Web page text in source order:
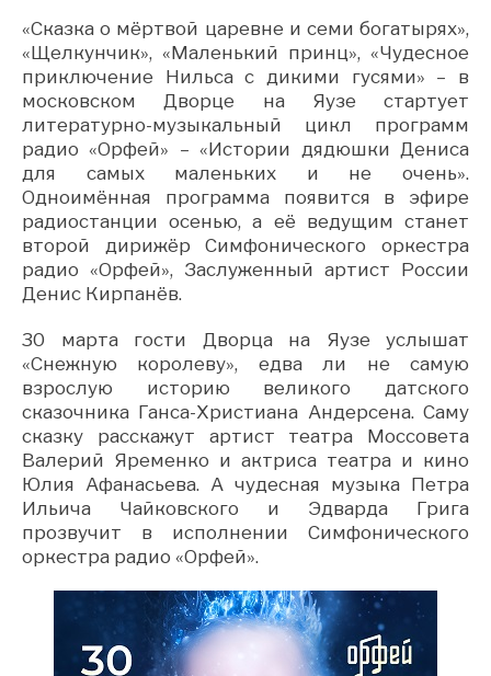
«Сказка о мёртвой царевне и семи богатырях»,
«Щелкунчик», «Маленький принц», «Чудесное
приключение Нильса с дикими гусями» – в
московском Дворце на Яузе стартует
литературно-музыкальный цикл программ
радио «Орфей» – «Истории дядюшки Дениса
для самых маленьких и не очень».
Одноимённая программа появится в эфире
радиостанции осенью, а её ведущим станет
второй дирижёр Симфонического оркестра
радио «Орфей», Заслуженный артист России
Денис Кирпанёв.
30 марта гости Дворца на Яузе услышат
«Снежную королеву», едва ли не самую
взрослую историю великого датского
сказочника Ганса-Христиана Андерсена. Саму
сказку расскажут артист театра Моссовета
Валерий Яременко и актриса театра и кино
Юлия Афанасьева. А чудесная музыка Петра
Ильича Чайковского и Эдварда Грига
прозвучит в исполнении Симфонического
оркестра радио «Орфей».